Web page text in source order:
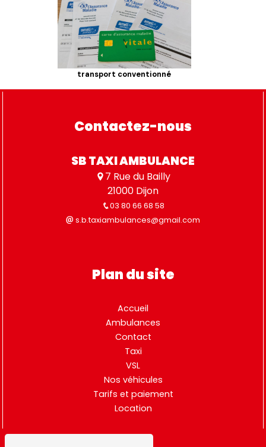
transport conventionné
Contactez-nous
SB TAXI AMBULANCE
7 Rue du Bailly
21000 Dijon
03 80 66 68 58
s.b.taxiambulances@gmail.com
Plan du site
Accueil
Ambulances
Contact
Taxi
VSL
Nos véhicules
Tarifs et paiement
Location